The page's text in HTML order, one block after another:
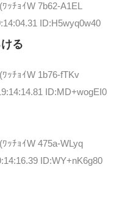
ｯﾁｮｲW 7b62-A1EL
ID:H5wyq0w40
る
ｯﾁｮｲW 1b76-fTKv
ID:MD+wogEI0
ｯﾁｮｲW 475a-WLyq
ID:WY+nK6g80